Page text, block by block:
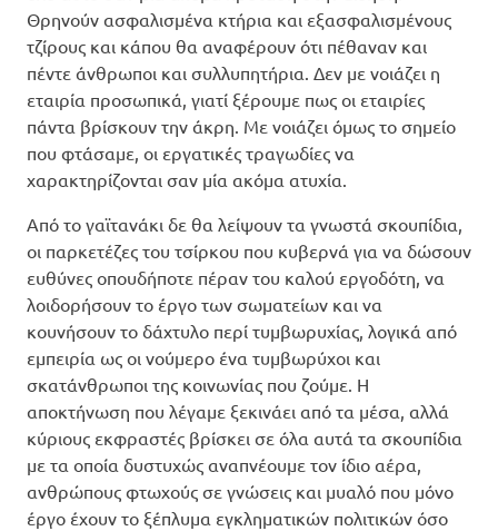
Θρηνούν ασφαλισμένα κτήρια και εξασφαλισμένους
τζίρους και κάπου θα αναφέρουν ότι πέθαναν και
πέντε άνθρωποι και συλλυπητήρια. Δεν με νοιάζει η
εταιρία προσωπικά, γιατί ξέρουμε πως οι εταιρίες
πάντα βρίσκουν την άκρη. Με νοιάζει όμως το σημείο
που φτάσαμε, οι εργατικές τραγωδίες να
χαρακτηρίζονται σαν μία ακόμα ατυχία.
Από το γαϊτανάκι δε θα λείψουν τα γνωστά σκουπίδια,
οι παρκετέζες του τσίρκου που κυβερνά για να δώσουν
ευθύνες οπουδήποτε πέραν του καλού εργοδότη, να
λοιδορήσουν το έργο των σωματείων και να
κουνήσουν το δάχτυλο περί τυμβωρυχίας, λογικά από
εμπειρία ως οι νούμερο ένα τυμβωρύχοι και
σκατάνθρωποι της κοινωνίας που ζούμε. Η
αποκτήνωση που λέγαμε ξεκινάει από τα μέσα, αλλά
κύριους εκφραστές βρίσκει σε όλα αυτά τα σκουπίδια
με τα οποία δυστυχώς αναπνέουμε τον ίδιο αέρα,
ανθρώπους φτωχούς σε γνώσεις και μυαλό που μόνο
έργο έχουν το ξέπλυμα εγκληματικών πολιτικών όσο